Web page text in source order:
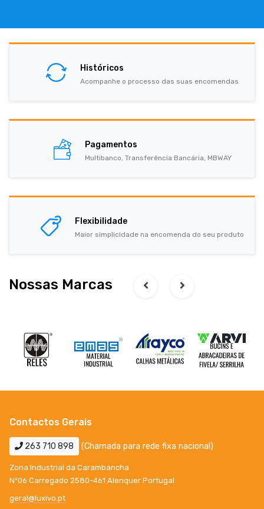
Históricos
Acompanhe o processo das suas encomendas
Pagamentos
Multibanco, Transferência Bancária, MBWAY
Flexibilidade
Maior simplicidade na encomenda do seu produto
Nossas Marcas
Contactos Gerais
263 710 898 (Chamada para rede fixa nacional)
Zona Industrial da Carambancha
Nº06 Carregado 2580-461 Alenquer Portugal
geral@luxivo.pt